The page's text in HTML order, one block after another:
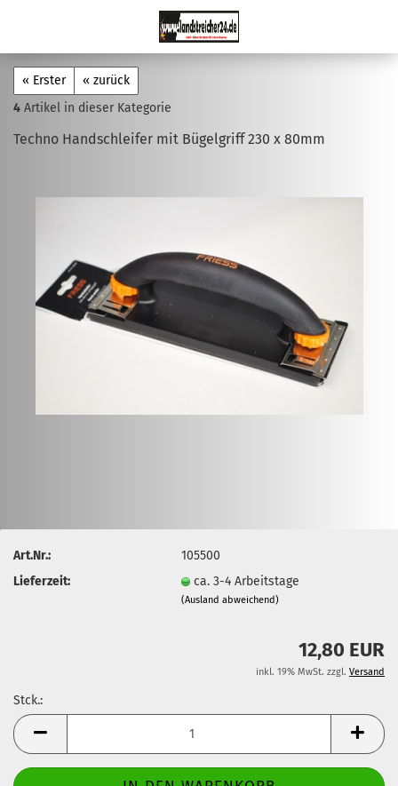
« Erster
« zurück
4 Artikel in dieser Kategorie
Techno Handschleifer mit Bügelgriff 230 x 80mm
Art.Nr.:
105500
Lieferzeit:
ca. 3-4 Arbeitstage
(Ausland abweichend)
12,80 EUR
inkl. 19% MwSt. zzgl. Versand
Stck.:
Stck.